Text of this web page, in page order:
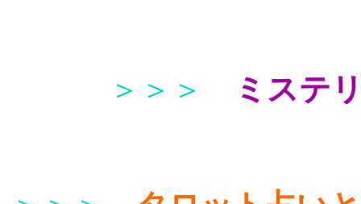
＞＞＞ ミステ